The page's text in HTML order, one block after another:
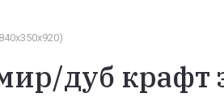
дуб крафт